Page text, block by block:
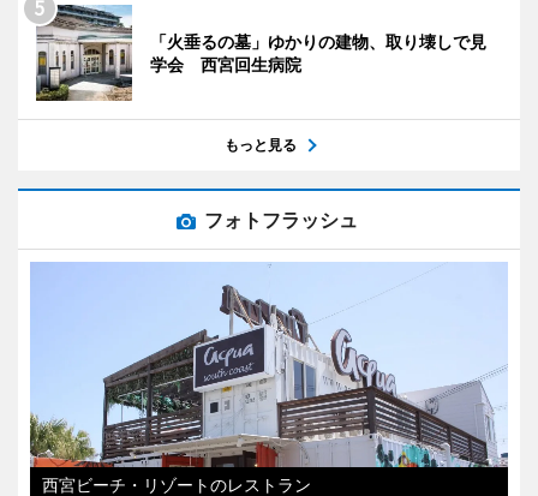
「火垂るの墓」ゆかりの建物、取り壊しで見
学会 西宮回生病院
もっと見る
フォトフラッシュ
西宮ビーチ・リゾートのレストラン